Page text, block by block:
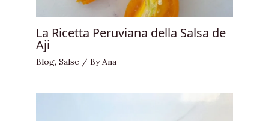
La Ricetta Peruviana della Salsa de
Aji
Blog, Salse / ByAna